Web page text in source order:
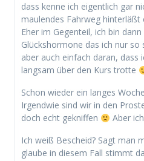
dass kenne ich eigentlich gar
maulendes Fahrweg hinterläßt
Eher im Gegenteil, ich bin
Glückshormone das ich nur so
aber auch einfach daran, dass
langsam über den Kurs trotte
Schon wieder ein langes
Irgendwie sind wir in den
doch echt gekniffen
Aber
Ich weiß Bescheid? Sagt man
glaube in diesem Fall stimmt